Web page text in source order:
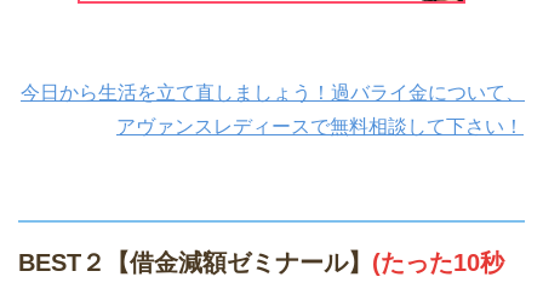
今日から生活を立て直しましょう！過バライ金について、
アヴァンスレディースで無料相談して下さい！
BEST２【借金減額ゼミナール】 (たった10秒